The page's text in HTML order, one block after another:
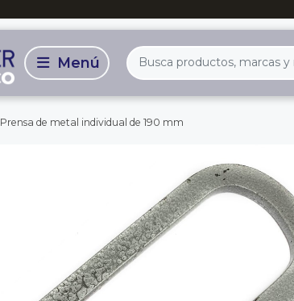
Prensa de metal individual de 190 mm